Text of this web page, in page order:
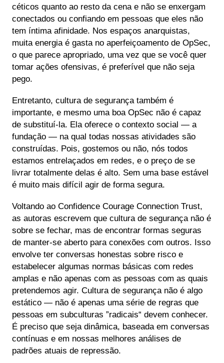
céticos quanto ao resto da cena e não se enxergam
conectados ou confiando em pessoas que eles não
tem íntima afinidade. Nos espaços anarquistas,
muita energia é gasta no aperfeiçoamento de OpSec,
o que parece apropriado, uma vez que se você quer
tomar ações ofensivas, é preferível que não seja
pego.
Entretanto, cultura de segurança também é
importante, e mesmo uma boa OpSec não é capaz
de substituí-la. Ela oferece o contexto social — a
fundação — na qual todas nossas atividades são
construídas. Pois, gostemos ou não, nós todos
estamos entrelaçados em redes, e o preço de se
livrar totalmente delas é alto. Sem uma base estável
é muito mais difícil agir de forma segura.
Voltando ao Confidence Courage Connection Trust,
as autoras escrevem que cultura de segurança não é
sobre se fechar, mas de encontrar formas seguras
de manter-se aberto para conexões com outros. Isso
envolve ter conversas honestas sobre risco e
estabelecer algumas normas básicas com redes
amplas e não apenas com as pessoas com as quais
pretendemos agir. Cultura de segurança não é algo
estático — não é apenas uma série de regras que
pessoas em subculturas ”radicais“ devem conhecer.
É preciso que seja dinâmica, baseada em conversas
contínuas e em nossas melhores análises de
padrões atuais de repressão.